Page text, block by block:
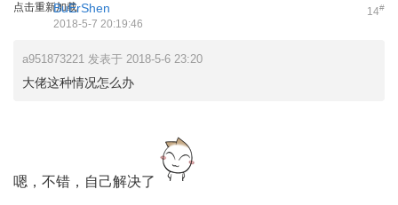
点击重新加载 14#
BuErShen
2018-5-7 20:19:46
a951873221 发表于 2018-5-6 23:20
大佬这种情况怎么办
嗯，不错，自己解决了